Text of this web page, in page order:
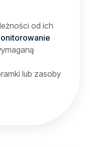
od ich
lub zasoby